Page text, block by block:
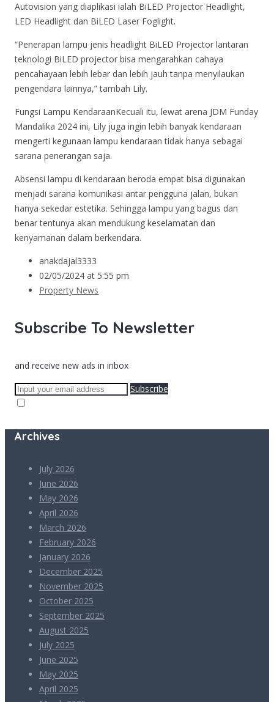
Autovision yang diaplikasi ialah BiLED Projector Headlight,
LED Headlight dan BiLED Laser Foglight.
“Penerapan lampu jenis headlight BiLED Projector lantaran
teknologi BiLED projector bisa mengarahkan cahaya
pencahayaan lebih lebar dan lebih jauh tanpa menyilaukan
pengendara lainnya,” tambah Lily.
Fungsi Lampu KendaraanKecuali itu, lewat arena JDM Funday
Mandalika 2024 ini, Lily juga ingin lebih banyak kendaraan
mengerti kegunaan lampu kendaraan tidak hanya sebagai
sarana penerangan saja.
Absensi lampu di kendaraan beroda empat bisa digunakan
menjadi sarana komunikasi antar pengguna jalan, bukan
hanya sekedar estetika. Sehingga lampu yang bagus dan
benar tentunya akan mendukung keselamatan dan
kenyamanan dalam berkendara.
anakdajal3333
02/05/2024 at 5:55 pm
Property News
Subscribe To Newsletter
and receive new ads in inbox
Subscribe
Archives
July 2026
June 2026
May 2026
April 2026
March 2026
February 2026
January 2026
December 2025
November 2025
October 2025
September 2025
August 2025
July 2025
June 2025
May 2025
April 2025